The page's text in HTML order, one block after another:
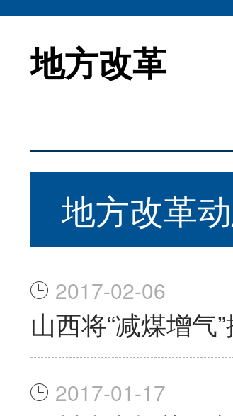
地方改革
地方改革
2017-02-06
山西将“减煤增气
2017-01-17